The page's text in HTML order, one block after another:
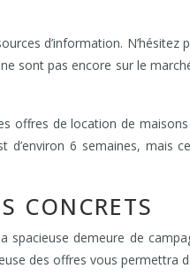
d’information.
sont pas encore sur le
offres de location de
6 semaines, mais
CONCRETS
demeure de
des offres vous permettra